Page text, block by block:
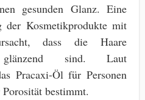
gesunden Glanz. Eine
der Kosmetikprodukte mit
dass die Haare
sind. Laut
Pracaxi-Öl für Personen
bestimmt.